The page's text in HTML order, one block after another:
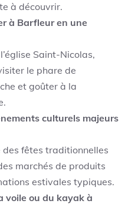
à découvrir.
à Barfleur en une
Saint-Nicolas,
le phare de
et goûter à la
culturels majeurs
fêtes traditionnelles
marchés de produits
estivales typiques.
voile ou du kayak à